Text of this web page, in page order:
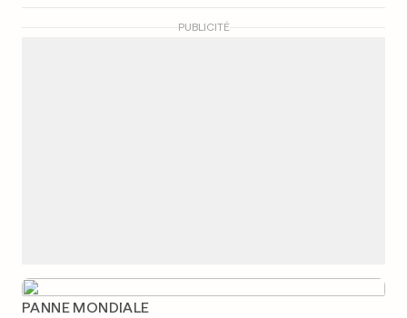
PUBLICITÉ
PANNE MONDIALE